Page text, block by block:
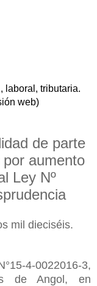
laboral, tributaria.
web)
de parte
aumento
Ley Nº
mil dieciséis.
4-0022016-3,
de Angol, en